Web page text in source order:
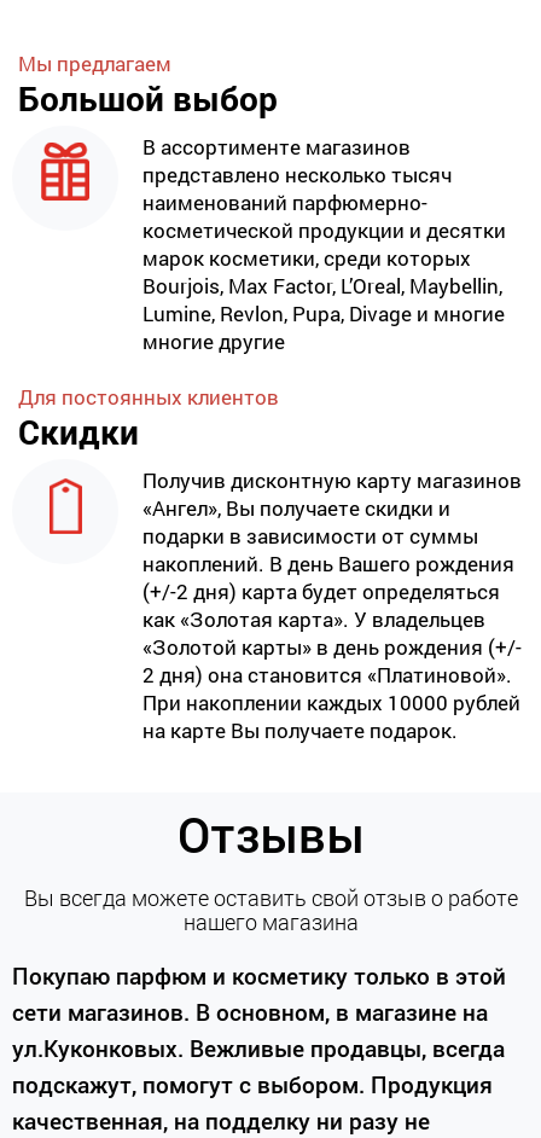
Мы предлагаем
Большой выбор
В ассортименте магазинов
представлено несколько тысяч
наименований парфюмерно-
косметической продукции и десятки
марок косметики, среди которых
Bourjois, Max Factor, L’Oreal, Maybellin,
Lumine, Revlon, Pupa, Divage и многие
многие другие
Для постоянных клиентов
Скидки
Получив дисконтную карту магазинов
«Ангел», Вы получаете скидки и
подарки в зависимости от суммы
накоплений. В день Вашего рождения
(+/-2 дня) карта будет определяться
как «Золотая карта». У владельцев
«Золотой карты» в день рождения (+/-
2 дня) она становится «Платиновой».
При накоплении каждых 10000 рублей
на карте Вы получаете подарок.
Отзывы
Вы всегда можете оставить свой отзыв о работе
нашего магазина
Покупаю парфюм и косметику только в этой
сети магазинов. В основном, в магазине на
ул.Куконковых. Вежливые продавцы, всегда
подскажут, помогут с выбором. Продукция
качественная, на подделку ни разу не